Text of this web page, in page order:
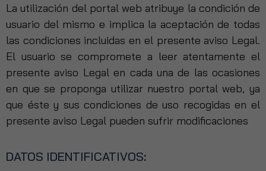
La utilización del portal web atribuye la condición de
usuario del mismo e implica la aceptación de todas
las condiciones incluidas en el presente aviso Legal.
El usuario se compromete a leer atentamente el
presente aviso Legal en cada una de las ocasiones
en que se proponga utilizar nuestro portal web, ya
que éste y sus condiciones de uso recogidas en el
presente aviso Legal pueden sufrir modificaciones
DATOS IDENTIFICATIVOS: